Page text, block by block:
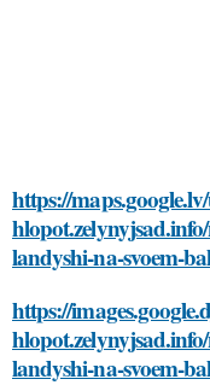
https://
landyshi-na-svoem-
https://
landyshi-na-svoem-